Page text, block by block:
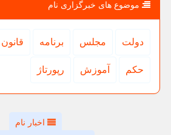
موضوع های خبرگزاری نام
دولت مجلس برنامه قانون
حكم آموزش رپورتاژ
اخبار نام